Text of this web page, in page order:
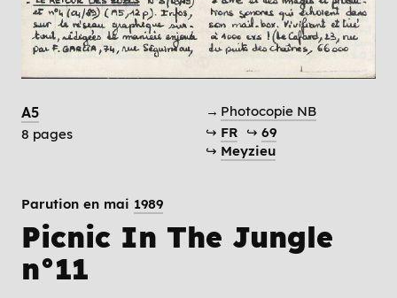
A5
8 pages
→ Photocopie NB
↪ FR ↪ 69
↪ Meyzieu
Parution en mai 1989
Picnic In The Jungle
n°11